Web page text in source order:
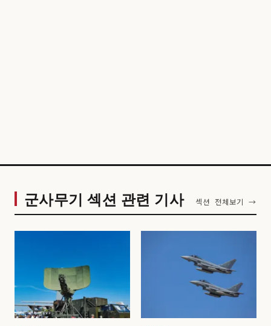
군사무기 섹션 관련 기사 섹션 전체보기 →